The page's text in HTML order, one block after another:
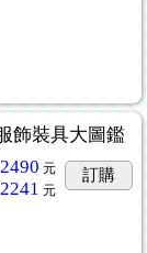
飾裝具大圖鑑
2490 元
2241 元
訂購